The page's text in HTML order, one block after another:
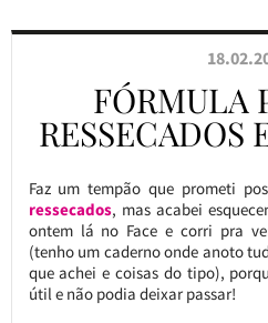
FÓRMULA
RESSECADOS
Faz um tempão que prometi
ressecados, mas acabei
ontem lá no Face e corri pra
(tenho um caderno onde anoto
que achei e coisas do tipo),
útil e não podia deixar passar!